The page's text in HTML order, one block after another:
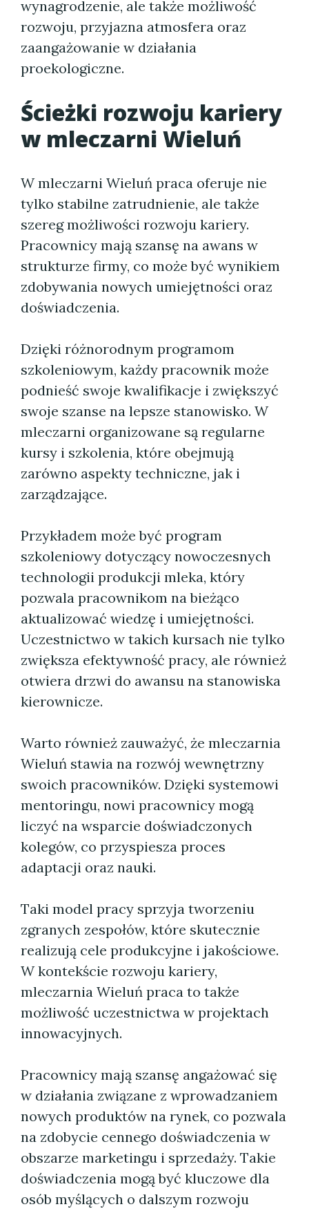
wynagrodzenie, ale także możliwość
rozwoju, przyjazna atmosfera oraz
zaangażowanie w działania
proekologiczne.
Ścieżki rozwoju kariery
w mleczarni Wieluń
W mleczarni Wieluń praca oferuje nie
tylko stabilne zatrudnienie, ale także
szereg możliwości rozwoju kariery.
Pracownicy mają szansę na awans w
strukturze firmy, co może być wynikiem
zdobywania nowych umiejętności oraz
doświadczenia.
Dzięki różnorodnym programom
szkoleniowym, każdy pracownik może
podnieść swoje kwalifikacje i zwiększyć
swoje szanse na lepsze stanowisko. W
mleczarni organizowane są regularne
kursy i szkolenia, które obejmują
zarówno aspekty techniczne, jak i
zarządzające.
Przykładem może być program
szkoleniowy dotyczący nowoczesnych
technologii produkcji mleka, który
pozwala pracownikom na bieżąco
aktualizować wiedzę i umiejętności.
Uczestnictwo w takich kursach nie tylko
zwiększa efektywność pracy, ale również
otwiera drzwi do awansu na stanowiska
kierownicze.
Warto również zauważyć, że mleczarnia
Wieluń stawia na rozwój wewnętrzny
swoich pracowników. Dzięki systemowi
mentoringu, nowi pracownicy mogą
liczyć na wsparcie doświadczonych
kolegów, co przyspiesza proces
adaptacji oraz nauki.
Taki model pracy sprzyja tworzeniu
zgranych zespołów, które skutecznie
realizują cele produkcyjne i jakościowe.
W kontekście rozwoju kariery,
mleczarnia Wieluń praca to także
możliwość uczestnictwa w projektach
innowacyjnych.
Pracownicy mają szansę angażować się
w działania związane z wprowadzaniem
nowych produktów na rynek, co pozwala
na zdobycie cennego doświadczenia w
obszarze marketingu i sprzedaży. Takie
doświadczenia mogą być kluczowe dla
osób myślących o dalszym rozwoju